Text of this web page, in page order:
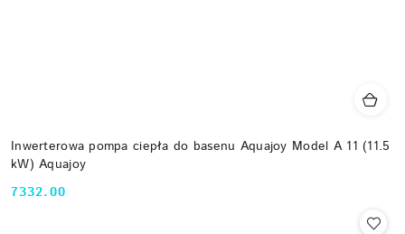
Inwerterowa pompa ciepła do basenu Aquajoy Model A 11 (11.5
kW) Aquajoy
Cena:
7332.00